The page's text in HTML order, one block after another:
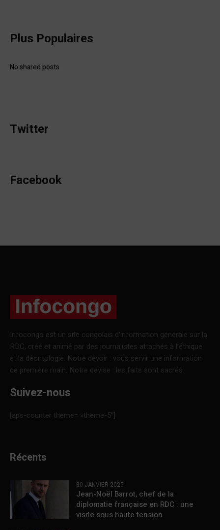
Plus Populaires
No shared posts
Twitter
Facebook
Infocongo est un site congolais d’information générale sur la
RDC, créé et animé par des journalistes attachés à l’éthique
et la déontologie. Notre devoir : vous servir une information
de première main. Notre devise : les faits sont sacrés.
Suivez-nous
[aps-counter theme= »theme-5″]
Récents
30 JANVIER 2025
Jean-Noël Barrot, chef de la
diplomatie française en RDC : une
visite sous haute tension